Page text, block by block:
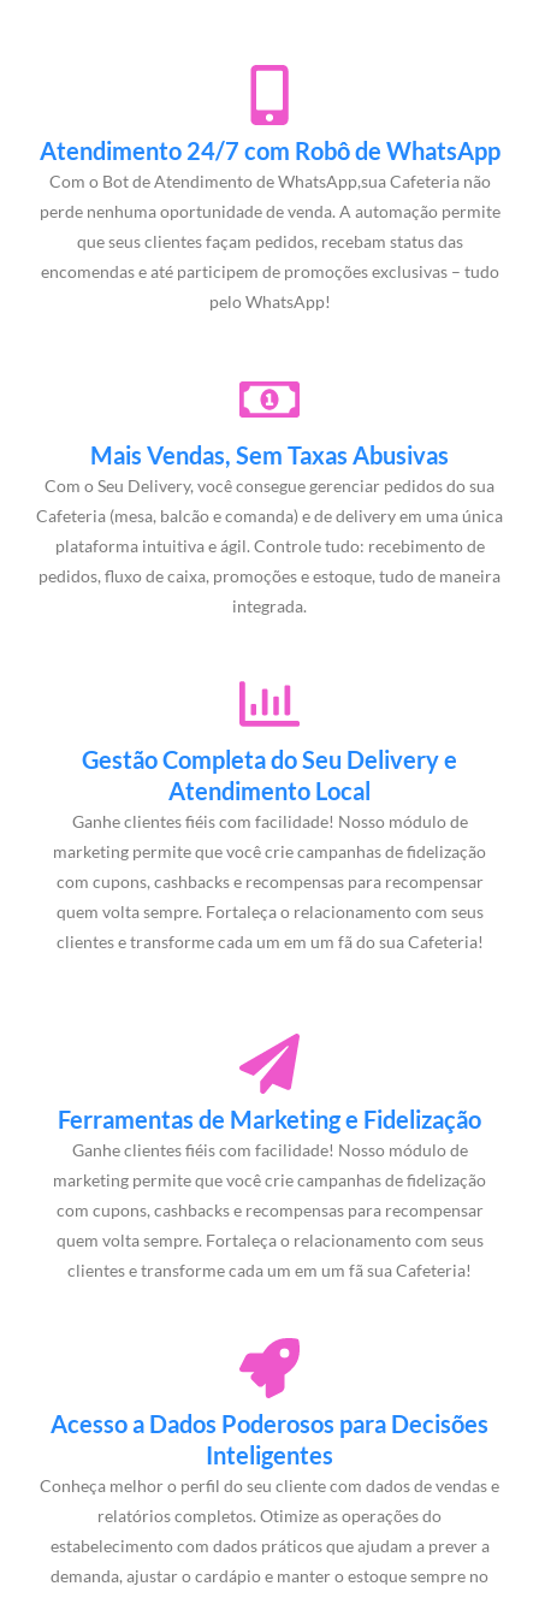
Atendimento 24/7 com Robô de WhatsApp
Com o Bot de Atendimento de WhatsApp,sua Cafeteria não
perde nenhuma oportunidade de venda. A automação permite
que seus clientes façam pedidos, recebam status das
encomendas e até participem de promoções exclusivas – tudo
pelo WhatsApp!
Mais Vendas, Sem Taxas Abusivas
Com o Seu Delivery, você consegue gerenciar pedidos do sua
Cafeteria (mesa, balcão e comanda) e de delivery em uma única
plataforma intuitiva e ágil. Controle tudo: recebimento de
pedidos, fluxo de caixa, promoções e estoque, tudo de maneira
integrada.
Gestão Completa do Seu Delivery e
Atendimento Local
Ganhe clientes fiéis com facilidade! Nosso módulo de
marketing permite que você crie campanhas de fidelização
com cupons, cashbacks e recompensas para recompensar
quem volta sempre. Fortaleça o relacionamento com seus
clientes e transforme cada um em um fã do sua Cafeteria!
Ferramentas de Marketing e Fidelização
Ganhe clientes fiéis com facilidade! Nosso módulo de
marketing permite que você crie campanhas de fidelização
com cupons, cashbacks e recompensas para recompensar
quem volta sempre. Fortaleça o relacionamento com seus
clientes e transforme cada um em um fã sua Cafeteria!
Acesso a Dados Poderosos para Decisões
Inteligentes
Conheça melhor o perfil do seu cliente com dados de vendas e
relatórios completos. Otimize as operações do
estabelecimento com dados práticos que ajudam a prever a
demanda, ajustar o cardápio e manter o estoque sempre no